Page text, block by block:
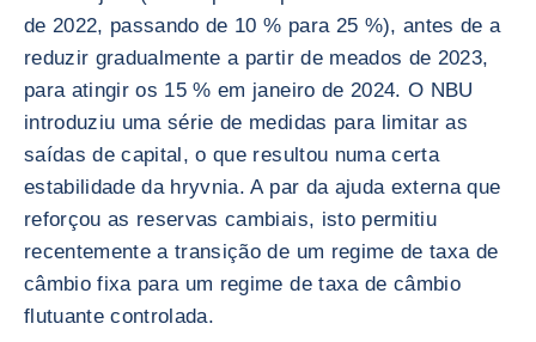
de 2022, passando de 10 % para 25 %), antes de a
reduzir gradualmente a partir de meados de 2023,
para atingir os 15 % em janeiro de 2024. O NBU
introduziu uma série de medidas para limitar as
saídas de capital, o que resultou numa certa
estabilidade da hryvnia. A par da ajuda externa que
reforçou as reservas cambiais, isto permitiu
recentemente a transição de um regime de taxa de
câmbio fixa para um regime de taxa de câmbio
flutuante controlada.